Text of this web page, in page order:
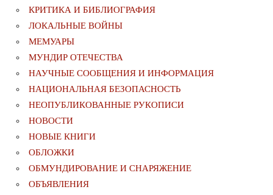
КРИТИКА И БИБЛИОГРАФИЯ
ЛОКАЛЬНЫЕ ВОЙНЫ
МЕМУАРЫ
МУНДИР ОТЕЧЕСТВА
НАУЧНЫЕ СООБЩЕНИЯ И ИНФОРМАЦИЯ
НАЦИОНАЛЬНАЯ БЕЗОПАСНОСТЬ
НЕОПУБЛИКОВАННЫЕ РУКОПИСИ
НОВОСТИ
НОВЫЕ КНИГИ
ОБЛОЖКИ
ОБМУНДИРОВАНИЕ И СНАРЯЖЕНИЕ
ОБЪЯВЛЕНИЯ